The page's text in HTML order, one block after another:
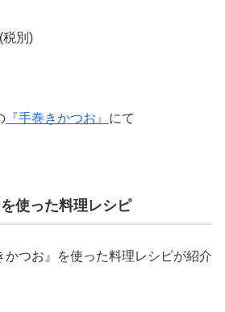
税別)
『手巻きかつお』 にて
使った料理レシピ
かつお』を使った料理レシピが紹介